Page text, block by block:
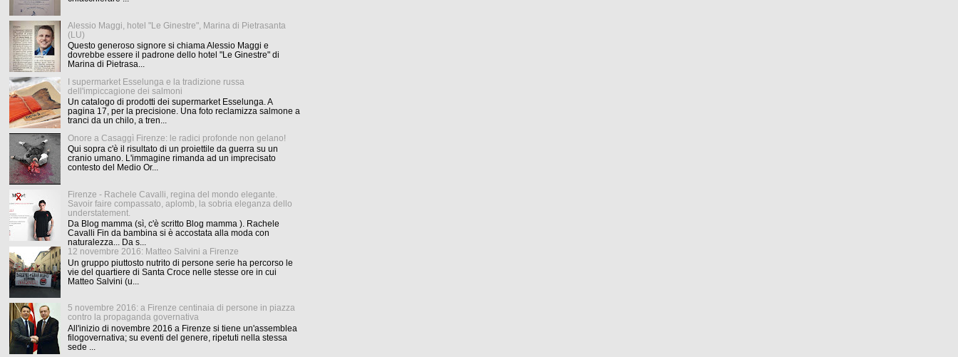
Alessio Maggi, hotel "Le Ginestre", Marina di Pietrasanta
(LU)
Questo generoso signore si chiama Alessio Maggi e
dovrebbe essere il padrone dello hotel "Le Ginestre" di
Marina di Pietrasa...
I supermarket Esselunga e la tradizione russa
dell'impiccagione dei salmoni
Un catalogo di prodotti dei supermarket Esselunga. A
pagina 17, per la precisione. Una foto reclamizza salmone a
tranci da un chilo, a tren...
Onore a Casaggì Firenze: le radici profonde non gelano!
Qui sopra c'è il risultato di un proiettile da guerra su un
cranio umano. L'immagine rimanda ad un imprecisato
contesto del Medio Or...
Firenze - Rachele Cavalli, regina del mondo elegante.
Savoir faire compassato, aplomb, la sobria eleganza dello
understatement.
Da Blog mamma (sì, c'è scritto Blog mamma ). Rachele
Cavalli Fin da bambina si è accostata alla moda con
naturalezza... Da s...
12 novembre 2016: Matteo Salvini a Firenze
Un gruppo piuttosto nutrito di persone serie ha percorso le
vie del quartiere di Santa Croce nelle stesse ore in cui
Matteo Salvini (u...
5 novembre 2016: a Firenze centinaia di persone in piazza
contro la propaganda governativa
All'inizio di novembre 2016 a Firenze si tiene un'assemblea
filogovernativa; su eventi del genere, ripetuti nella stessa
sede ...